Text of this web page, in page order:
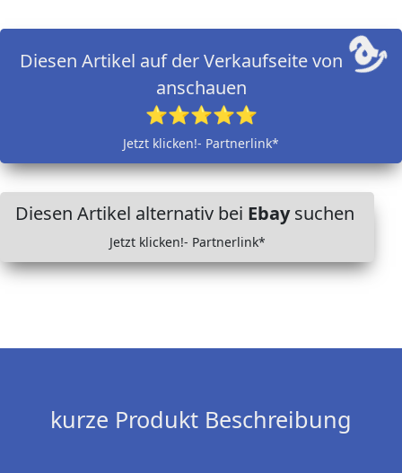
Diesen Artikel auf der Verkaufseite von
anschauen
⭐⭐⭐⭐⭐
Jetzt klicken!- Partnerlink*
Diesen Artikel alternativ bei Ebaysuchen
Jetzt klicken!- Partnerlink*
kurze Produkt Beschreibung